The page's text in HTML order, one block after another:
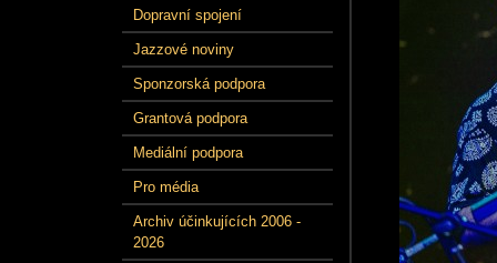
Dopravní spojení
Jazzové noviny
Sponzorská podpora
Grantová podpora
Mediální podpora
Pro média
Archiv účinkujících 2006 -
2026